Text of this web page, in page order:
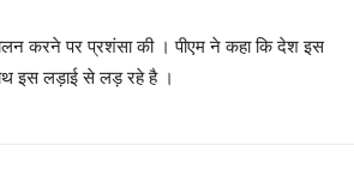
करने पर प्रशंसा की । पीएम ने कहा कि देश इस
इस लड़ाई से लड़ रहे है ।